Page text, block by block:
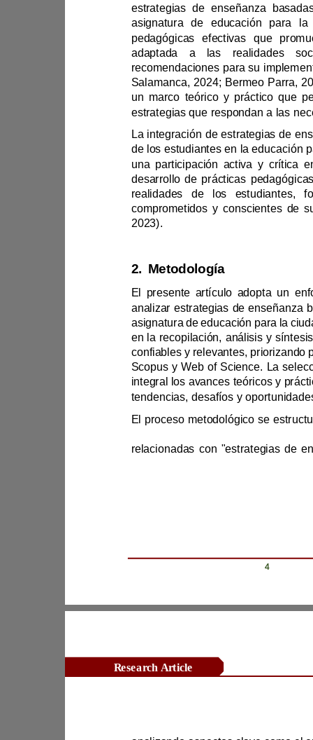
Revista Científica Zambos / Vol. 04
pedagógicas ef
Salamanca, 2024; Bermeo P arra
desar
2023).
2. Metodología
Sco
Research Article